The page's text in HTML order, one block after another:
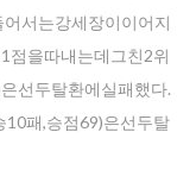
서는강세장이이어지
점을따내는데그친2위
선두탈환에실패했다.
패,승점69)은선두탈